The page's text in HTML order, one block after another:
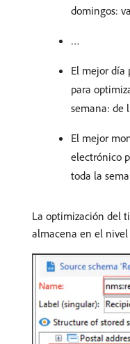
domingos:
…
El mejor día
para
semana: de
El mejor
electrónico
toda la
La optimización del
almacena en el